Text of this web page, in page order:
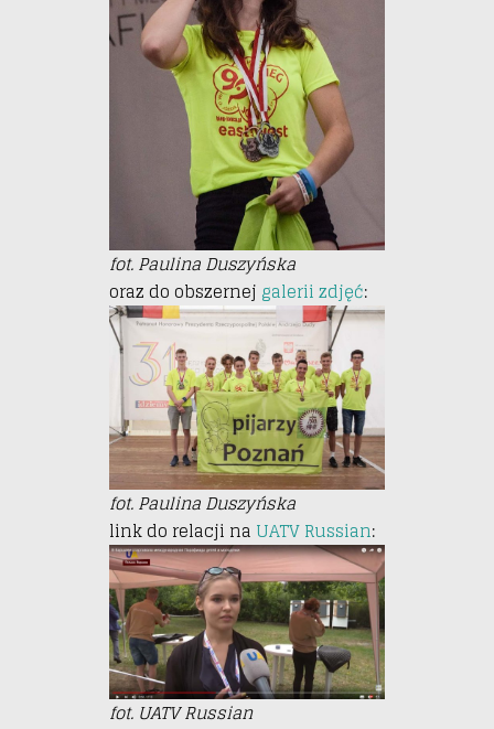
fot. Paulina Duszyńska
oraz do obszernej galerii zdjęć:
fot. Paulina Duszyńska
link do relacji na UATV Russian:
fot. UATV Russian